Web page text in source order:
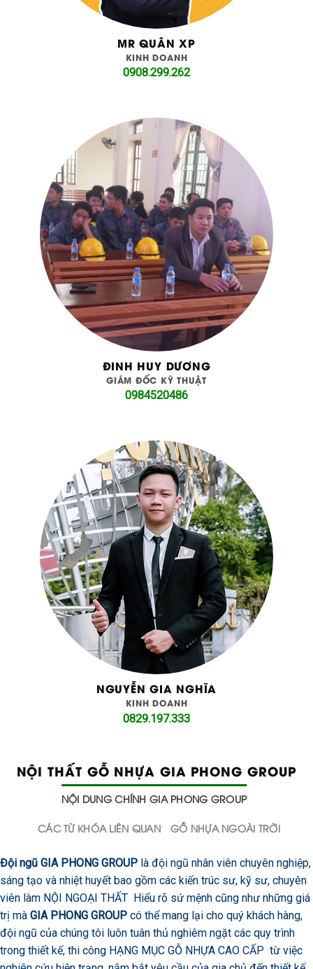
MR QUÂN XP
KINH DOANH
0908.299.262
ĐINH HUY DƯƠNG
GIÁM ĐỐC KỸ THUẬT
0984520486
NGUYỄN GIA NGHĨA
KINH DOANH
0829.197.333
NỘI THẤT GỖ NHỰA GIA PHONG GROUP
NỘI DUNG CHÍNH GIA PHONG GROUP
CÁC TỪ KHÓA LIÊN QUAN GỖ NHỰA NGOÀI TRỜI
Đội ngũ GIA PHONG GROUP là đội ngũ nhân viên chuyên nghiệp,
sáng tạo và nhiệt huyết bao gồm các kiến trúc sư, kỹ sư, chuyên
viên làm NỘI NGOẠI THẤT Hiểu rõ sứ mệnh cũng như những giá
trị mà GIA PHONG GROUP có thể mang lại cho quý khách hàng,
đội ngũ của chúng tôi luôn tuân thủ nghiêm ngặt các quy trình
trong thiết kế, thi công HẠNG MỤC GỖ NHỰA CAO CẤP từ việc
nghiên cứu hiện trạng, nắm bắt yêu cầu của gia chủ đến thiết kế